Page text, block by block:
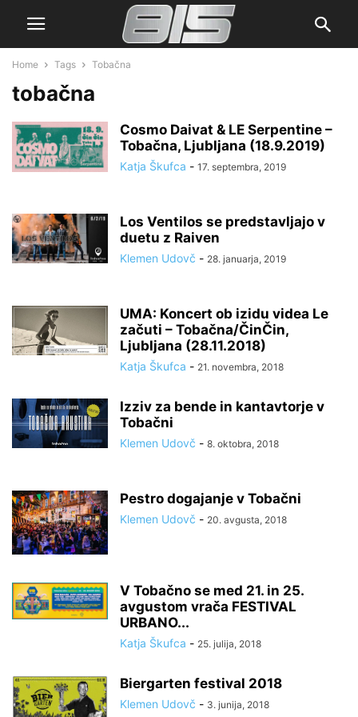
Home Tags Tobačna
tobačna
Cosmo Daivat & LE Serpentine –
Tobačna, Ljubljana (18.9.2019)
Katja Škufca - 17. septembra, 2019
Los Ventilos se predstavljajo v
duetu z Raiven
Klemen Udovč - 28. januarja, 2019
UMA: Koncert ob izidu videa Le
začuti – Tobačna/ČinČin,
Ljubljana (28.11.2018)
Katja Škufca - 21. novembra, 2018
Izziv za bende in kantavtorje v
Tobačni
Klemen Udovč - 8. oktobra, 2018
Pestro dogajanje v Tobačni
Klemen Udovč - 20. avgusta, 2018
V Tobačno se med 21. in 25.
avgustom vrača FESTIVAL
URBANO...
Katja Škufca - 25. julija, 2018
Biergarten festival 2018
Klemen Udovč - 3. junija, 2018